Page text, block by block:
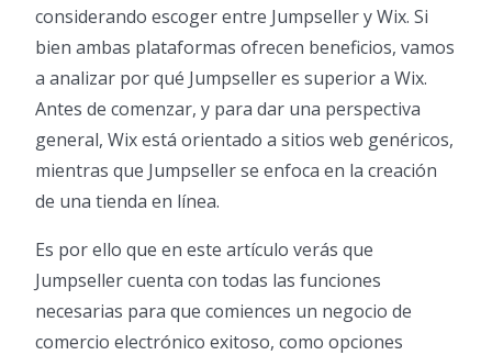
considerando escoger entre Jumpseller y Wix. Si
bien ambas plataformas ofrecen beneficios, vamos
a analizar por qué Jumpseller es superior a Wix.
Antes de comenzar, y para dar una perspectiva
general, Wix está orientado a sitios web genéricos,
mientras que Jumpseller se enfoca en la creación
de una tienda en línea.
Es por ello que en este artículo verás que
Jumpseller cuenta con todas las funciones
necesarias para que comiences un negocio de
comercio electrónico exitoso, como opciones